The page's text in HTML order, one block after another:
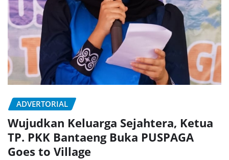
ADVERTORIAL
Wujudkan Keluarga Sejahtera, Ketua
TP. PKK Bantaeng Buka PUSPAGA
Goes to Village